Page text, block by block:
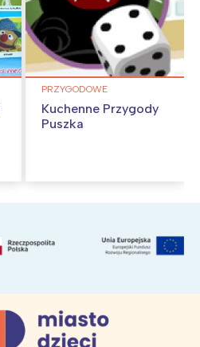
PRZYGODOWE
Kuchenne Przygody
Puszka